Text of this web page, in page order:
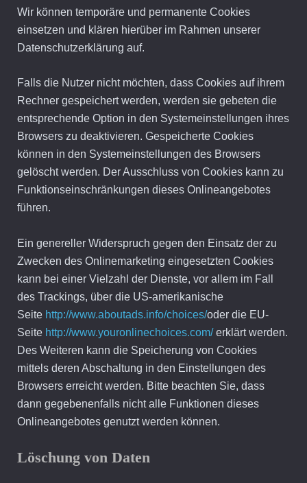
Wir können temporäre und permanente Cookies
einsetzen und klären hierüber im Rahmen unserer
Datenschutzerklärung auf.
Falls die Nutzer nicht möchten, dass Cookies auf ihrem
Rechner gespeichert werden, werden sie gebeten die
entsprechende Option in den Systemeinstellungen ihres
Browsers zu deaktivieren. Gespeicherte Cookies
können in den Systemeinstellungen des Browsers
gelöscht werden. Der Ausschluss von Cookies kann zu
Funktionseinschränkungen dieses Onlineangebotes
führen.
Ein genereller Widerspruch gegen den Einsatz der zu
Zwecken des Onlinemarketing eingesetzten Cookies
kann bei einer Vielzahl der Dienste, vor allem im Fall
des Trackings, über die US-amerikanische
Seite http://www.aboutads.info/choices/oder die EU-
Seite http://www.youronlinechoices.com/erklärt werden.
Des Weiteren kann die Speicherung von Cookies
mittels deren Abschaltung in den Einstellungen des
Browsers erreicht werden. Bitte beachten Sie, dass
dann gegebenenfalls nicht alle Funktionen dieses
Onlineangebotes genutzt werden können.
Löschung von Daten